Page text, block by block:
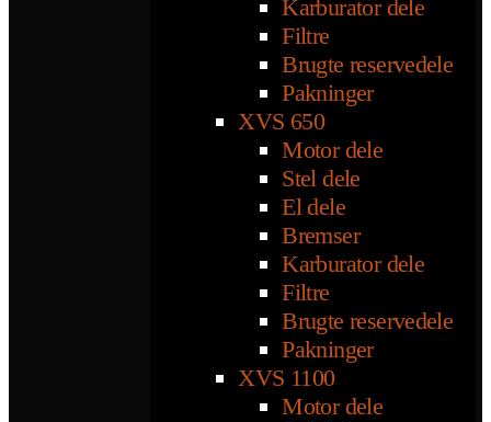
Karburator dele
Filtre
Brugte reservedele
Pakninger
XVS 650
Motor dele
Stel dele
El dele
Bremser
Karburator dele
Filtre
Brugte reservedele
Pakninger
XVS 1100
Motor dele